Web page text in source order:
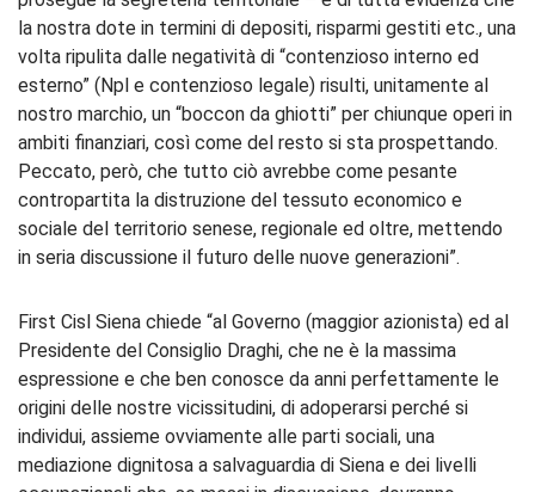
la nostra dote in termini di depositi, risparmi gestiti etc., una
volta ripulita dalle negatività di “contenzioso interno ed
esterno” (Npl e contenzioso legale) risulti, unitamente al
nostro marchio, un “boccon da ghiotti” per chiunque operi in
ambiti finanziari, così come del resto si sta prospettando.
Peccato, però, che tutto ciò avrebbe come pesante
contropartita la distruzione del tessuto economico e
sociale del territorio senese, regionale ed oltre, mettendo
in seria discussione il futuro delle nuove generazioni”.
First Cisl Siena chiede “al Governo (maggior azionista) ed al
Presidente del Consiglio Draghi, che ne è la massima
espressione e che ben conosce da anni perfettamente le
origini delle nostre vicissitudini, di adoperarsi perché si
individui, assieme ovviamente alle parti sociali, una
mediazione dignitosa a salvaguardia di Siena e dei livelli